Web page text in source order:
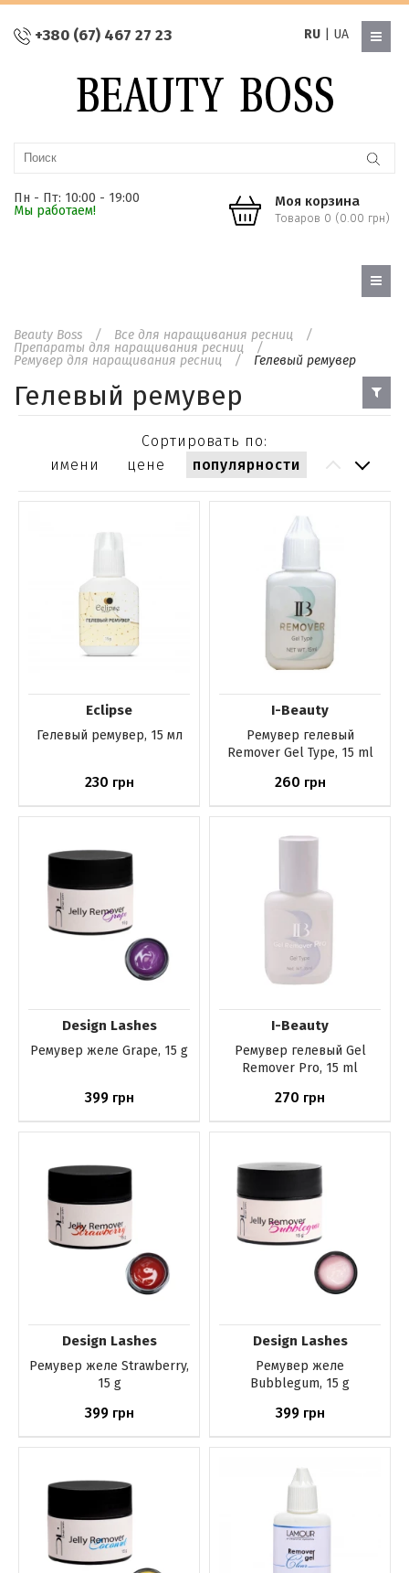
+380 (67) 467 27 23 RU| UA
Пн - Пт: 10:00 - 19:00
Мы работаем!
Моя корзина
Товаров 0 (0.00 грн)
Beauty Boss
Все для наращивания ресниц
Препараты для наращивания ресниц
Ремувер для наращивания ресниц
Гелевый ремувер
Гелевый ремувер
Сортировать по:
имени
цене популярности
Eclipse
Гелевый ремувер, 15 мл
230 грн
I-Beauty
Ремувер гелевый
Remover Gel Type, 15 ml
260 грн
Design Lashes
Ремувер желе Grape, 15 g
399грн
I-Beauty
Ремувер гелевый Gel
Remover Pro, 15 ml
270 грн
Design Lashes
Ремувер желе Strawberry,
15 g
399грн
Design Lashes
Ремувер желе
Bubblegum, 15 g
399грн